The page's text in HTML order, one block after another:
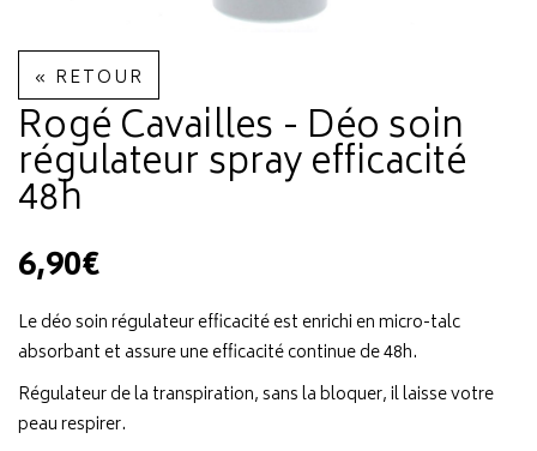
« RETOUR
Rogé Cavailles - Déo soin
régulateur spray efficacité
48h
6,90€
Le déo soin régulateur efficacité est enrichi en micro-talc
absorbant et assure une efficacité continue de 48h.
Régulateur de la transpiration, sans la bloquer, il laisse votre
peau respirer.